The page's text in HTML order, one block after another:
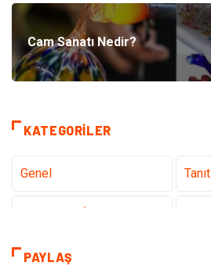
Cam Sanatı Nedir?
KATEGORILER
Genel
Eğitim & Kariyer
PAYLAŞ